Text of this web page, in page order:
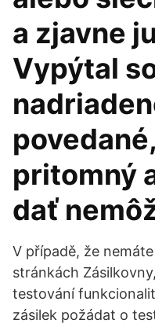
a zjavne
Vypýtal
pritomný
dať
V případě, že
stránkách
testování
zásilek požádat o